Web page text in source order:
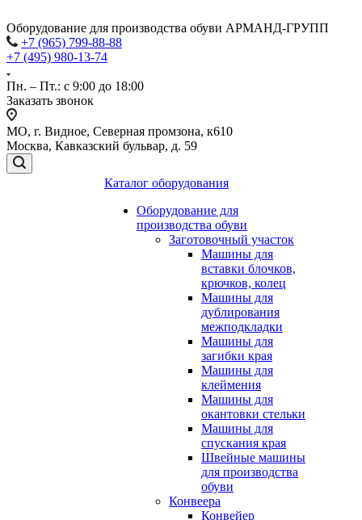
Оборудование для производства обуви АРМАНД-ГРУПП
+7 (965) 799-88-88
+7 (495) 980-13-74
Пн. – Пт.: с 9:00 до 18:00
Заказать звонок
МО, г. Видное, Северная промзона, к610
Москва, Кавказский бульвар, д. 59
Каталог оборудования
Оборудование для
производства обуви
Заготовочный участок
Машины для
вставки блочков,
крючков, колец
Машины для
дублирования
межподкладки
Машины для
загибки края
Машины для
клеймения
Машины для
окантовки стельки
Машины для
спускания края
Швейные машины
для производства
обуви
Конвеера
Конвейер